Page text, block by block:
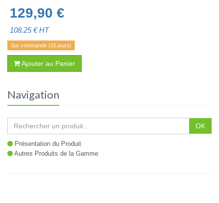
129,90 €
108.25€ HT
Sur commande (15 jours)
Ajouter au Panier
Navigation
OK
Présentation du Produit
Autres Produits de la Gamme